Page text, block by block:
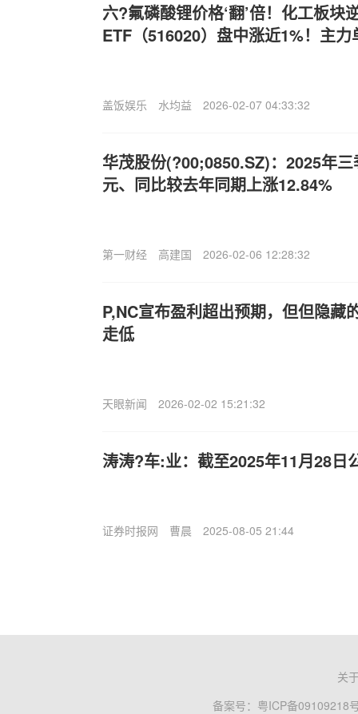
六?氟磷酸锂价格‘翻’倍！化工板块
ETF（516020）盘中涨近1%！主
盖饭娱乐 水均益 2026-02-07 04:33:32
华茂股份(?00;0850.SZ)：2025年
元、同比较去年同期上涨12.84%
第一财经 高建国 2026-02-06 12:28:32
P,NC宣布盈利超出预期，但但隐藏
走低
天眼新闻 2026-02-02 15:21:32
涛涛?车:业：截至2025年11月28日
证券时报网 曹晨 2025-08-05 21:44
关
备案号： 粤ICP备09109218